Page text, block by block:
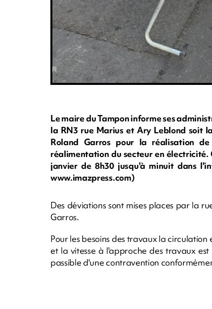
Le maire du Tampon informe ses
la RN3 rue Marius et Ary Leblond soit
Roland Garros pour la réalisation
réalimentation du secteur en
janvier de 8h30 jusqu'à minuit dans
www.imazpress.com)
Des déviations sont mises places par la
Garros.
Pour les besoins des travaux la
et la vitesse à l'approche des travaux
passible d'une contravention